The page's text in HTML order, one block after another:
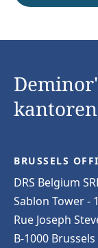
kantoren
BRUSSELS
DRS Belgium
Sablon Tower -
Rue Joseph
B-1000 Brussels